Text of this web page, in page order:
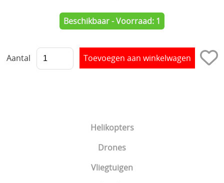
Helikopters
Drones
Vliegtuigen
Beschikbaar - Voorraad: 1
Aantal